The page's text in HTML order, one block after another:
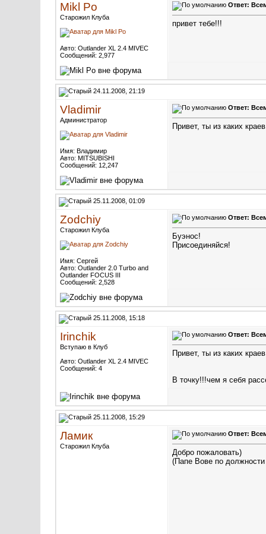
Mikl Po
Старожил Клуба
Авто: Outlander XL 2.4 MIVEC
Сообщений: 2,977
Ответ:
привет тебе!!!
24.11.2008, 21:19
Vladimir
Администратор
Имя: Владимир
Авто: MITSUBISHI
Сообщений: 12,247
Ответ:
Привет, ты из каких
25.11.2008, 01:09
Zodchiy
Старожил Клуба
Имя: Сергей
Авто: Outlander 2.0 Тurbo and
Outlander FOСUS III
Сообщений: 2,528
Ответ:
Буэнос!
Присоединяйся!
25.11.2008, 15:18
Irinchik
Вступаю в Клуб
Авто: Outlander XL 2.4 MIVEC
Сообщений: 4
Ответ:
Привет, ты из каких
В точку!!!чем я себя
25.11.2008, 15:29
Ламик
Старожил Клуба
Ответ:
Добро пожаловать)
(Папе Вове по